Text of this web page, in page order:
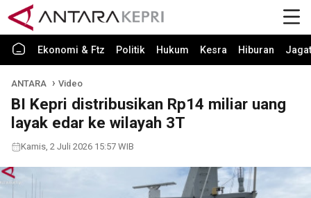
Ekonomi & Ftz Politik Hukum Kesra Hiburan Jagat
ANTARA Video
BI Kepri distribusikan Rp14 miliar uang
layak edar ke wilayah 3T
Kamis, 2 Juli 2026 15:57 WIB